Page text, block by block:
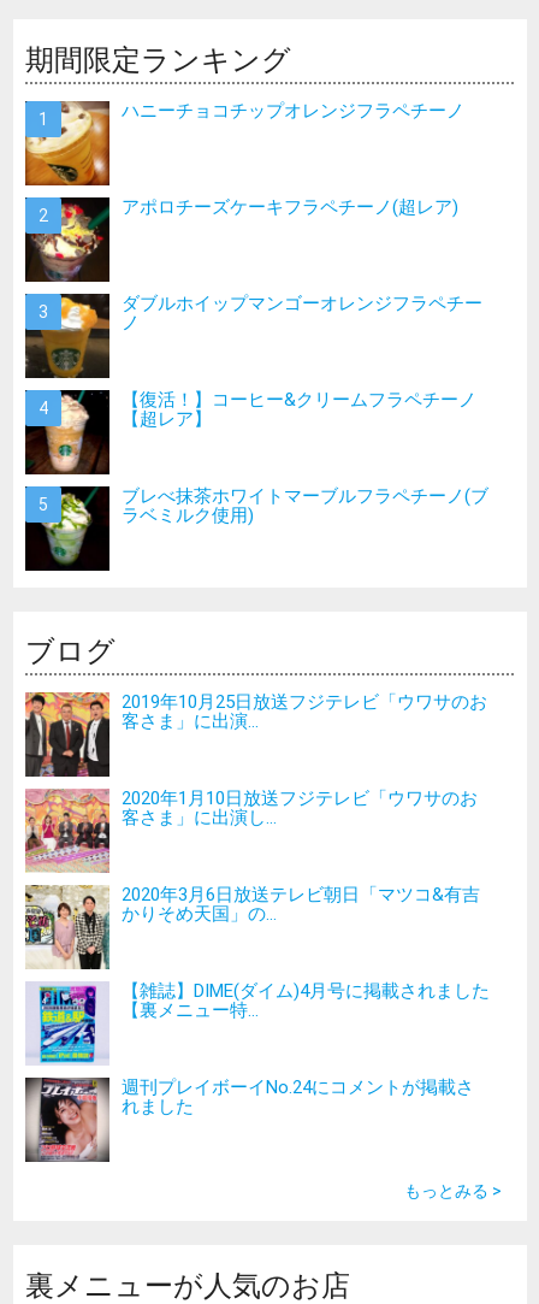
期間限定ランキング
ハニーチョコチップオレンジフラペチーノ
アポロチーズケーキフラペチーノ(超レア)
ダブルホイップマンゴーオレンジフラペチー
ノ
【復活！】コーヒー&クリームフラペチーノ
【超レア】
ブレべ抹茶ホワイトマーブルフラペチーノ(ブ
ラベミルク使用)
ブログ
2019年10月25日放送フジテレビ「ウワサのお
客さま」に出演...
2020年1月10日放送フジテレビ「ウワサのお
客さま」に出演し...
2020年3月6日放送テレビ朝日「マツコ&有吉
かりそめ天国」の...
【雑誌】DIME(ダイム)4月号に掲載されました
【裏メニュー特...
週刊プレイボーイNo.24にコメントが掲載さ
れました
もっとみる >
裏メニューが人気のお店